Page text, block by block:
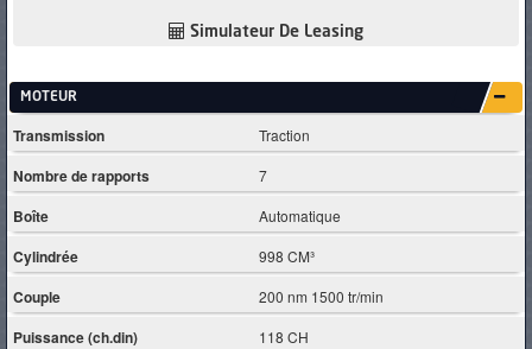
Simulateur De Leasing
MOTEUR
Transmission Traction
Nombre de rapports 7
Boîte Automatique
Cylindrée 998 CM³
Couple 200 nm 1500 tr/min
Puissance (ch.din) 118 CH